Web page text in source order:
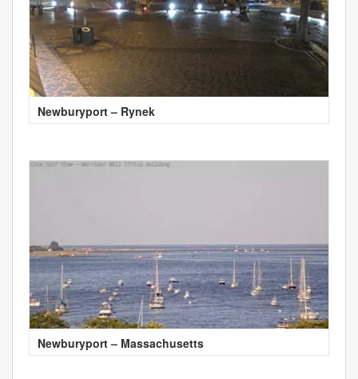
Newburyport – Rynek
Newburyport – Massachusetts